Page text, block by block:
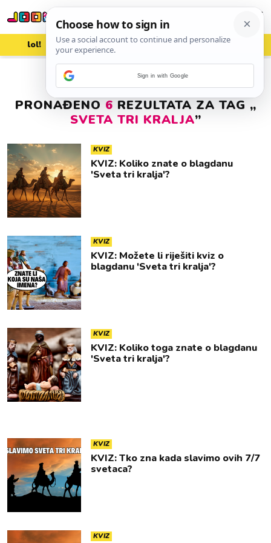
lol! aww vrh! woot?!
PRONAĐENO 6 REZULTATA ZA TAG „
SVETA TRI KRALJA”
KVIZ
KVIZ: Koliko znate o blagdanu
'Sveta tri kralja'?
KVIZ
KVIZ: Možete li riješiti kviz o
blagdanu 'Sveta tri kralja'?
KVIZ
KVIZ: Koliko toga znate o blagdanu
'Sveta tri kralja'?
KVIZ
KVIZ: Tko zna kada slavimo ovih 7/7
svetaca?
KVIZ
Sign in with Google